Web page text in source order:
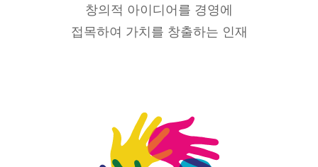
창의적 아이디어를 경영에
접목하여 가치를 창출하는 인재